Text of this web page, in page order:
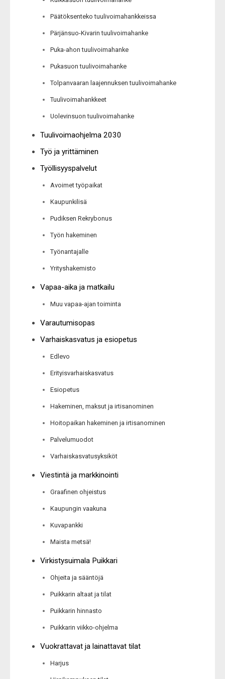
Päätöksenteko tuulivoimahankkeissa
Pärjänsuo-Kivarin tuulivoimahanke
Puka-ahon tuulivoimahanke
Pukasuon tuulivoimahanke
Tolpanvaaran laajennuksen tuulivoimahanke
Tuulivoimahankkeet
Uolevinsuon tuulivoimahanke
Tuulivoimaohjelma 2030
Työ ja yrittäminen
Työllisyyspalvelut
Avoimet työpaikat
Kaupunkilisä
Pudiksen Rekrybonus
Työn hakeminen
Työnantajalle
Yrityshakemisto
Vapaa-aika ja matkailu
Muu vapaa-ajan toiminta
Varautumisopas
Varhaiskasvatus ja esiopetus
Edlevo
Erityisvarhaiskasvatus
Esiopetus
Hakeminen, maksut ja irtisanominen
Hoitopaikan hakeminen ja irtisanominen
Palvelumuodot
Varhaiskasvatusyksiköt
Viestintä ja markkinointi
Graafinen ohjeistus
Kaupungin vaakuna
Kuvapankki
Maista metsä!
Virkistysuimala Puikkari
Ohjeita ja sääntöjä
Puikkarin altaat ja tilat
Puikkarin hinnasto
Puikkarin viikko-ohjelma
Vuokrattavat ja lainattavat tilat
Harjus